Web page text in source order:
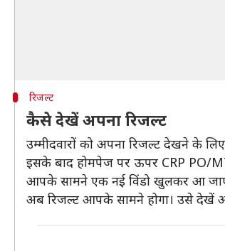
रिजल्ट
कैसे देखें अपना रिजल्ट
उम्मीदवारों को अपना रिजल्ट देखने के
इसके बाद होमपेज पर ऊपर CRP PO/
आपके सामने एक नई विंडो खुलकर आ
अब रिजल्ट आपके सामने होगा। उसे देखें